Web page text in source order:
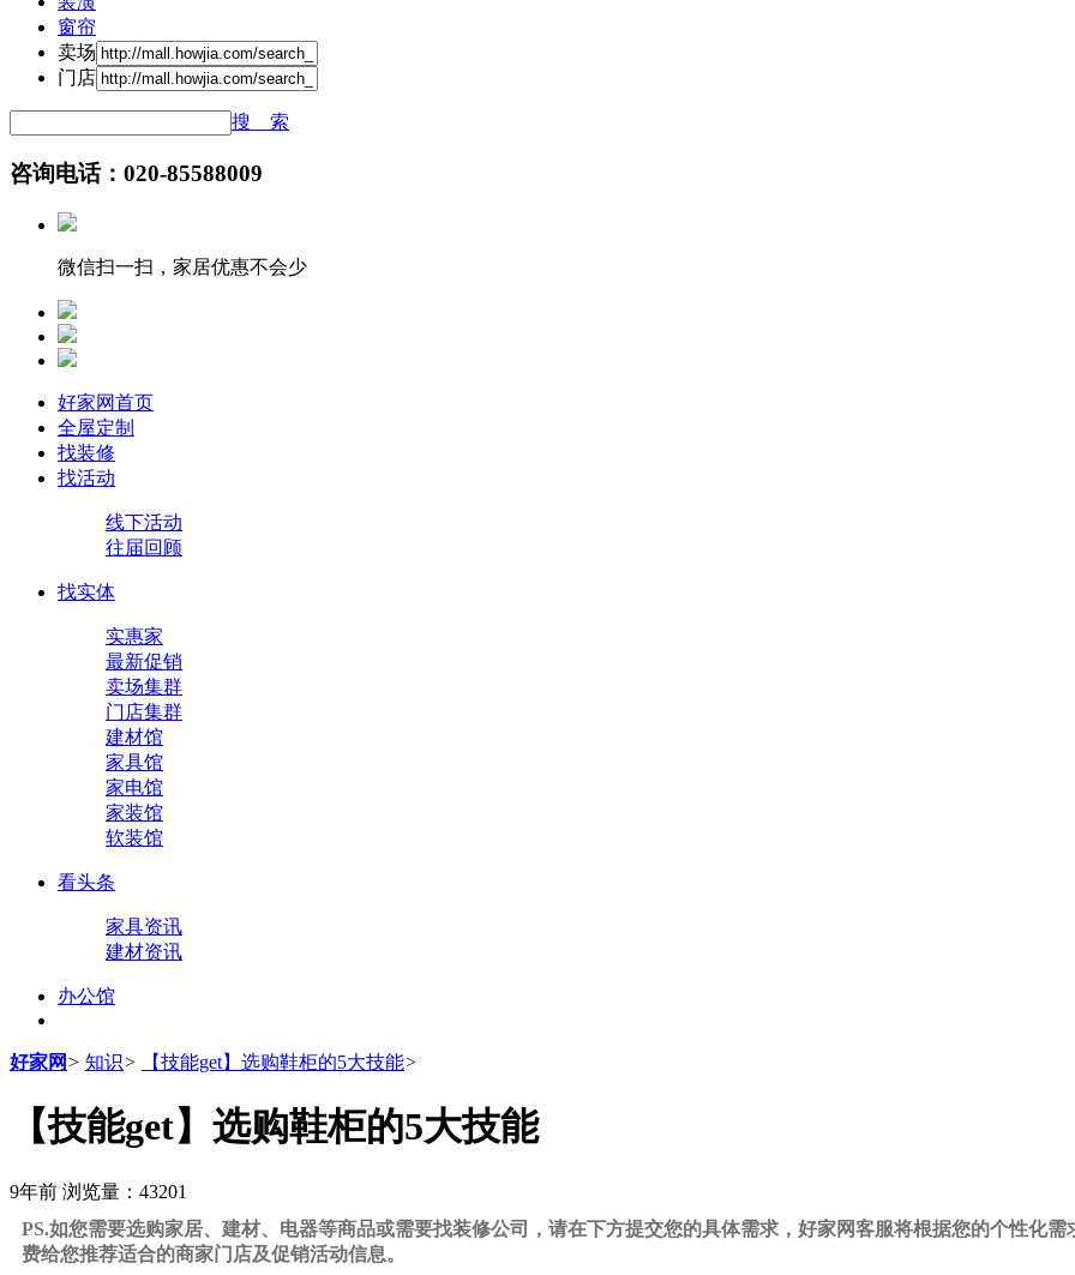
窗帘
卖场
门店
搜 索
咨询电话：020-85588009
微信扫一扫，家居优惠不会少
好家网首页
全屋定制
找装修
找活动
线下活动
往届回顾
找实体
实惠家
最新促销
卖场集群
门店集群
建材馆
家具馆
家电馆
家装馆
软装馆
看头条
家具资讯
建材资讯
办公馆
好家网> 知识> 【技能get】选购鞋柜的5大技能>
【技能get】选购鞋柜的5大技能
9年前 浏览量：43201
PS.如您需要选购家居、建材、电器等商品或需要找装修公司，请在下方提交您的具体需求，好家网客服将根据您的个性化需
费给您推荐适合的商家门店及促销活动信息。